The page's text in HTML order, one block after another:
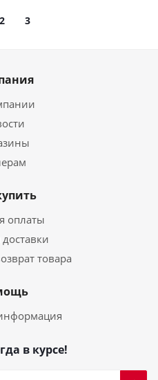
2 3
оплаты
товара
в курсе!